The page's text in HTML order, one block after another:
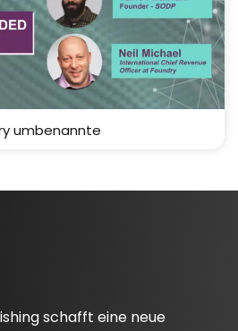
umbenannte
schafft eine neue